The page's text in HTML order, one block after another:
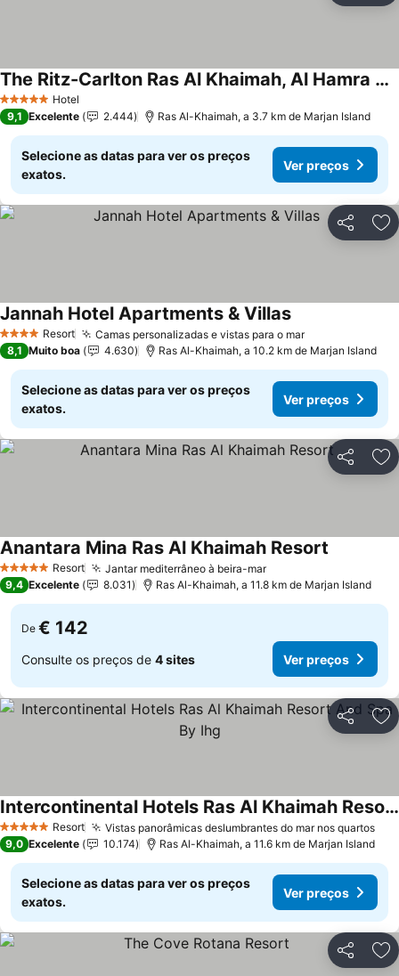
5 Estrelas Hotel
The Ritz-Carlton Ras Al Khaimah, Al Hamra Beach
9,1 Excelente 2.444 Ras Al-Khaimah, a 3.7 km de Marjan Island
Selecione as datas para ver os preços
exatos.
Ver preços
Partilhar
4 EstrelasResort Camas personalizadas e vistas para o mar
Jannah Hotel Apartments & Villas
8,1 Muito boa 4.630 Ras Al-Khaimah, a 10.2 km de Marjan Island
Selecione as datas para ver os preços
exatos.
Ver preços
Partilhar
5 Estrelas Resort Jantar mediterrâneo à beira-mar
Anantara Mina Ras Al Khaimah Resort
9,4 Excelente 8.031 Ras Al-Khaimah, a 11.8 km de Marjan Island
De € 142
Consulte os preços de 4 sites Ver preços
Partilhar
5 Estrelas Resort Vistas panorâmicas deslumbrantes do mar nos quartos
Intercontinental Hotels Ras Al Khaimah Resort And Spa By Ihg
9,0 Excelente 10.174 Ras Al-Khaimah, a 11.6 km de Marjan Island
Selecione as datas para ver os preços
exatos.
Ver preços
Partilhar